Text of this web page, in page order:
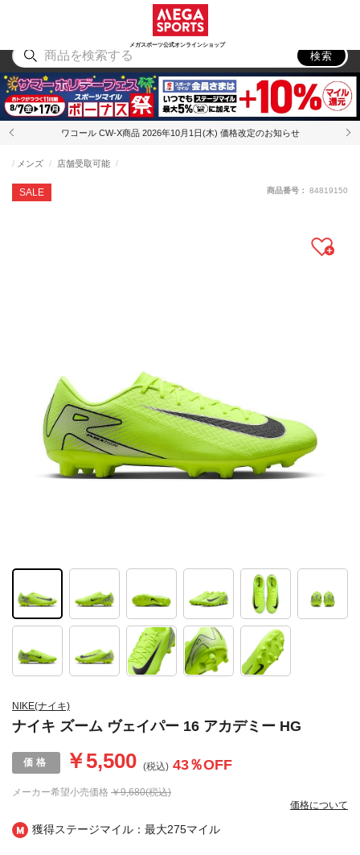
メガスポーツ公式オンラインショップ
アウトドア
検索
ワコール CW-X商品 2026年10月1日(木) 価格改定のお知らせ
獲得ステージマイル：最大275マイル
NIKE(ナイキ)
ナイキ ズーム ヴェイパー 16 アカデミー HG
SALE
メンズ 店舗受取可能
メーカー希望小売価格 ￥9,680(税込)
￥5,500 (税込) 43％OFF
価格について
商品番号： 84819150